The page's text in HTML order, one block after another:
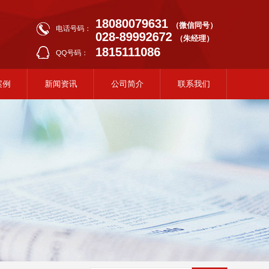
电话号码： 18080079631 （微信同号）
028-89992672 （朱经理）
QQ号码： 1815111086
例 新闻资讯 公司简介 联系我们